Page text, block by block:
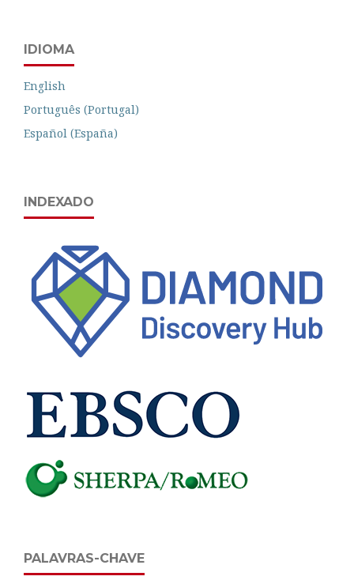
IDIOMA
English
Português (Portugal)
Español (España)
INDEXADO
PALAVRAS-CHAVE